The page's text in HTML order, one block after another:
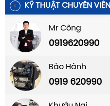
KỸ THUẬT CHUYÊN VIÊN
Mr Công
0919620990
Bảo Hành
0919 620990